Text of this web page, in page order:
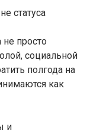
статуса
просто
социальной
полгода на
как
и